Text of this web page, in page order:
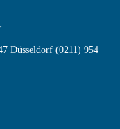
Düsseldorf (0211) 954